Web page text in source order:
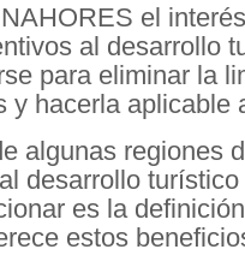
el
al desarrollo
para eliminar la
y hacerla aplicable
algunas regiones
desarrollo
es la
estos